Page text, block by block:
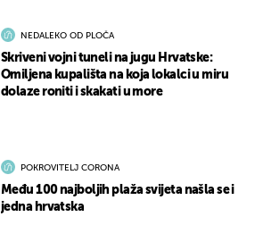
NEDALEKO OD PLOČA
Skriveni vojni tuneli na jugu Hrvatske:
Omiljena kupališta na koja lokalci u miru
dolaze roniti i skakati u more
POKROVITELJ CORONA
Među 100 najboljih plaža svijeta našla se i
jedna hrvatska